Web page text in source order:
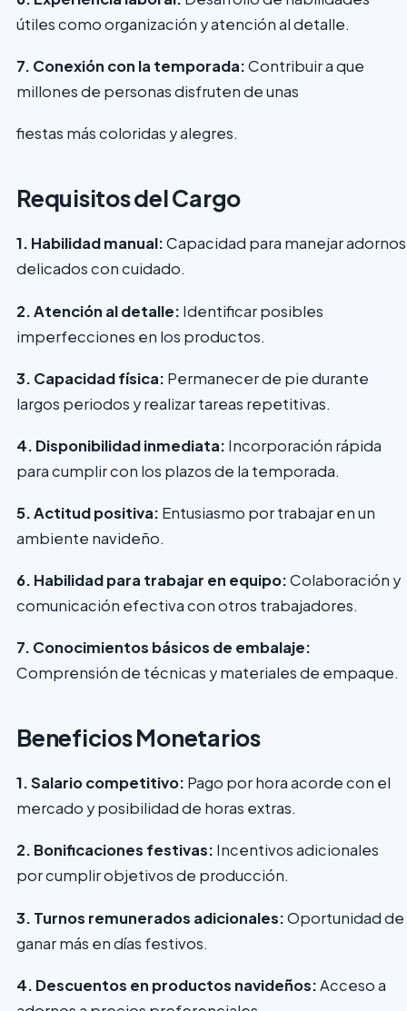
útiles como organización y atención al detalle.
7. Conexión con la temporada:Contribuir a que
millones de personas disfruten de unas
fiestas más coloridas y alegres.
Requisitos del Cargo
1. Habilidad manual:Capacidad para manejar adornos
delicados con cuidado.
2. Atención al detalle: Identificar posibles
imperfecciones en los productos.
3. Capacidad física: Permanecer de pie durante
largos periodos y realizar tareas repetitivas.
4. Disponibilidad inmediata: Incorporación rápida
para cumplir con los plazos de la temporada.
5. Actitud positiva: Entusiasmo por trabajar en un
ambiente navideño.
6. Habilidad para trabajar en equipo:Colaboración y
comunicación efectiva con otros trabajadores.
7. Conocimientos básicos de embalaje:
Comprensión de técnicas y materiales de empaque.
Beneficios Monetarios
1. Salario competitivo: Pago por hora acorde con el
mercado y posibilidad de horas extras.
2. Bonificaciones festivas: Incentivos adicionales
por cumplir objetivos de producción.
3. Turnos remunerados adicionales:Oportunidad de
ganar más en días festivos.
4. Descuentos en productos navideños:Acceso a